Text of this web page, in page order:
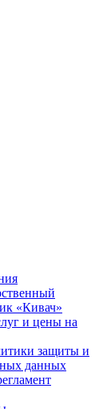
«Кивач»
и цены на
защиты и
данных